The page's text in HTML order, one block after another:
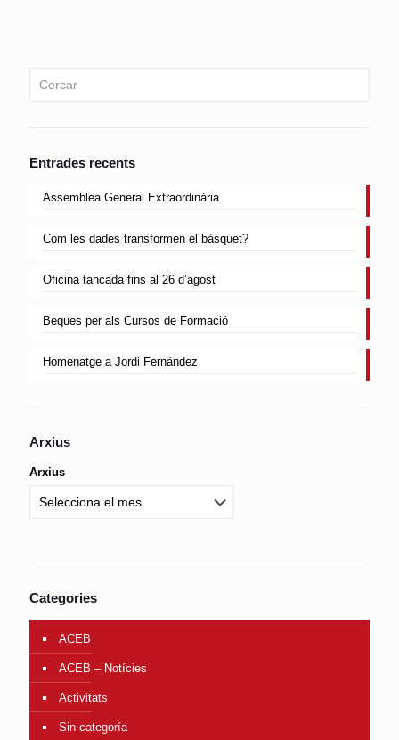
Entrades recents
Assemblea General Extraordinària
Com les dades transformen el bàsquet?
Oficina tancada fins al 26 d’agost
Beques per als Cursos de Formació
Homenatge a Jordi Fernández
Arxius
Arxius
Categories
ACEB
ACEB – Notícies
Activitats
Sin categoría